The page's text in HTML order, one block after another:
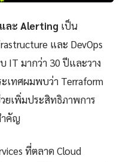
ละ Alerting เป็น
และ DevOps
มากว่า 30 ปีและวาง
เทศผมพบว่า Terraform
ยเพิ่มประสิทธิภาพการ
ำคัญ
ที่ตลาด Cloud